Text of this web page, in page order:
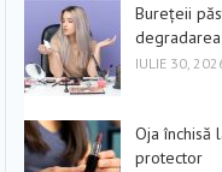
Burețeii
IULIE 30,
Oja închisă
protector